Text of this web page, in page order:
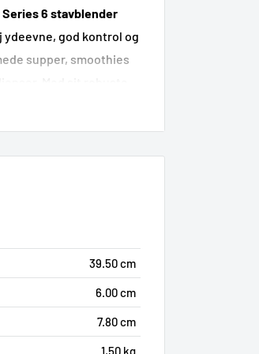
Series 6 stavblender
ydeevne, god kontrol og
supper, smoothies
tilbehør er den
madlavning.
masser af kraft og
tekstur.
og
39.50 cm
6.00 cm
7.80 cm
1,50 kg